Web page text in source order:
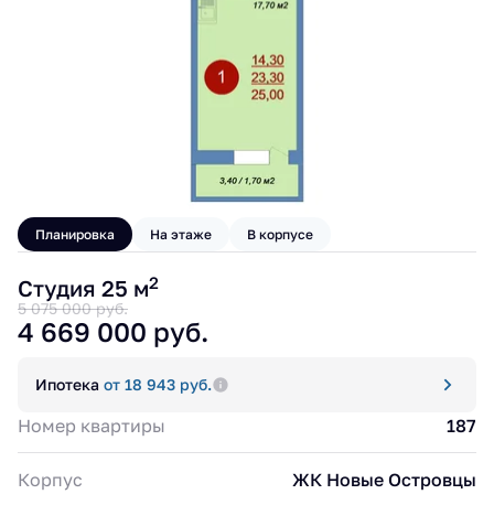
Планировка На этаже В корпусе
Студия 25 м2
5 075 000 руб.
4 669 000 руб.
Ипотека от 18 943 руб.
Номер квартиры 187
Корпус ЖК Новые Островцы